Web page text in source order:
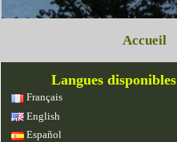
Accueil
Langues disponibles
Français
English
Español